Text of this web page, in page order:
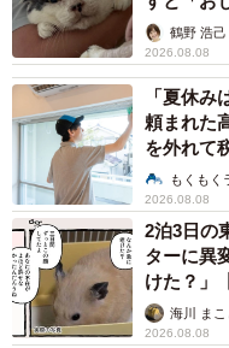
鶴野 浩己
2026.08.08
「夏休
頼まれた
を外れて
説】もくもく
2026.08.08
2泊3日の
ターに異
けた？」
海川 まこ
2026.08.08